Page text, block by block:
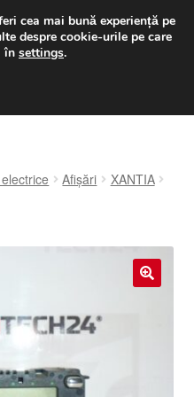
031 229 6816
Afișări
XANTIA
cea mai bună experiență pe
despre cookie-urile pe care
în settings.